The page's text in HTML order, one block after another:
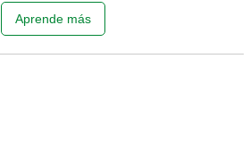
fábrica para pulpa de batata en las
instalaciones del cliente se han
Aprende más